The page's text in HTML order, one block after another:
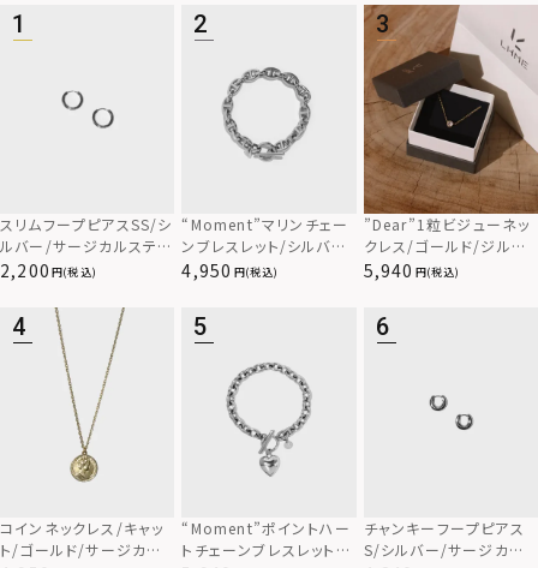
スリムフープピアスSS/シ
ルバー/サージカルステン
レス
2,200 (税込)
“Moment”マリンチェー
ンブレスレット/シルバー/
サージカルステンレス31
4,950 (税込)
”Dear”1粒ビジューネッ
クレス/ゴールド/ジルコ
ニア/スペシャルパッケー
5,940 (税込)
コインネックレス/キャッ
ト/ゴールド/サージカル
“Moment”ポイントハー
トチェーンブレスレット/
チャンキーフープピアス
S/シルバー/サージカル